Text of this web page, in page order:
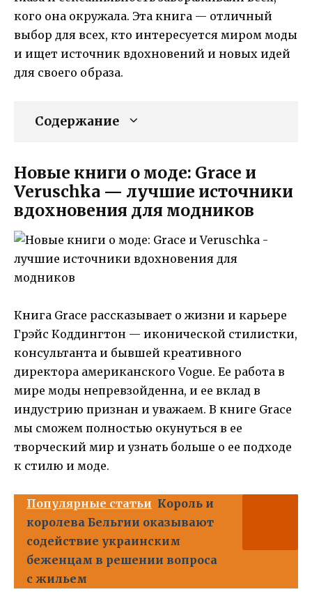
кого она окружала. Эта книга — отличный
выбор для всех, кто интересуется миром моды
и ищет источник вдохновений и новых идей
для своего образа.
Содержание
Новые книги о моде: Grace и
Veruschka — лучшие источники
вдохновения для модников
Книга Grace рассказывает о жизни и карьере
Грэйс Коддингтон — иконической стилистки,
консультанта и бывшей креативного
директора американского Vogue. Ее работа в
мире моды непревзойденна, и ее вклад в
индустрию признан и уважаем. В книге Grace
мы сможем полностью окунуться в ее
творческий мир и узнать больше о ее подходе
к стилю и моде.
Популярные статьи Король и
королева Бельгии оказывают
содействие украинским
беженцам в решении вопроса
с жильем